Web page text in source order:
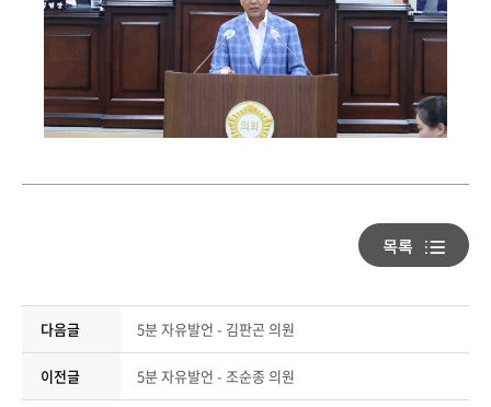
다음글 5분 자유발언 - 김판곤 의원
이전글 5분 자유발언 - 조순종 의원